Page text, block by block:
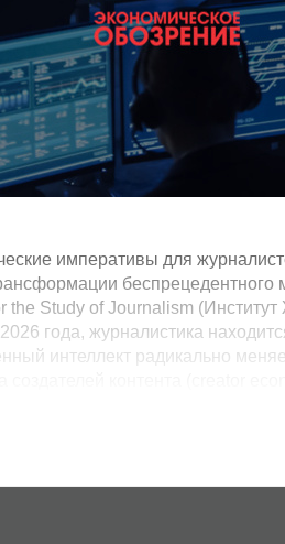
императивы для
the Study of Journalism
года, журналистика
интеллект радикально